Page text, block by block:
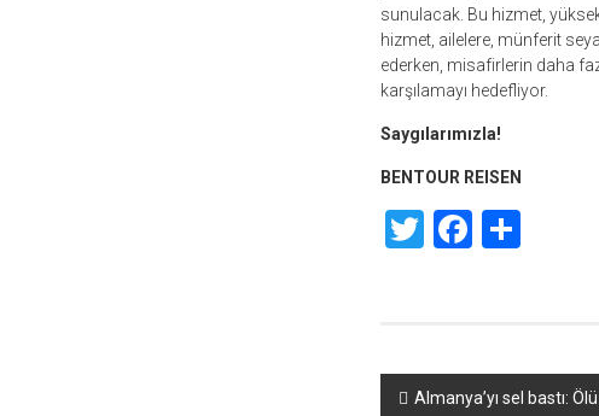
sunulacak. Bu hizmet,
hizmet, ailelere, münferit
ederken, misafirlerin daha
karşılamayı hedefliyor.
Saygılarımızla!
BENTOUR REISEN
TwitterShare
Yazı
Almanya’yı sel bastı: